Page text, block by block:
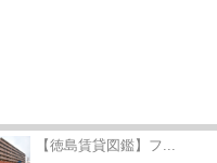
【徳島賃貸図鑑】フ...